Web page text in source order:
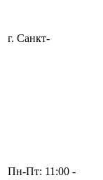
г. Санкт-
Пн-Пт: 11:00 -